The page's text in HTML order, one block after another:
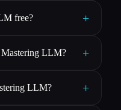
free? +
Mastering LLM? +
LLM? +